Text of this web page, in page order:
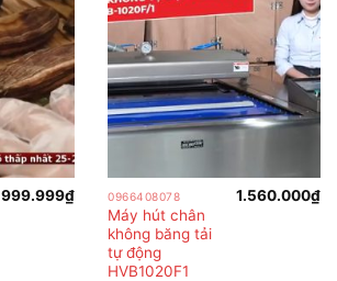
999.999₫ 0966408078
Máy hút chân
không băng tải
tự động
HVB1020F1
1.560.000₫